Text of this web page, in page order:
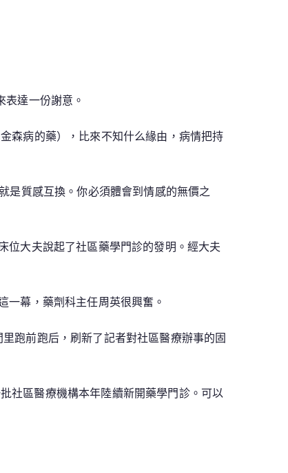
達一份謝意。
森病的藥），比來不知什么緣由，病情把持
是質感互換。你必須體會到情感的無價之
位大夫說起了社區藥學門診的發明。經大夫
一幕，藥劑科主任周英很興奮。
跑前跑后，刷新了記者對社區醫療辦事的固
社區醫療機構本年陸續新開藥學門診。可以